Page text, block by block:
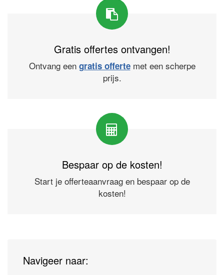
Gratis offertes ontvangen!
Ontvang een gratis offertemet een scherpe
prijs.
Bespaar op de kosten!
Start je offerteaanvraag en bespaar op de
kosten!
Navigeer naar: